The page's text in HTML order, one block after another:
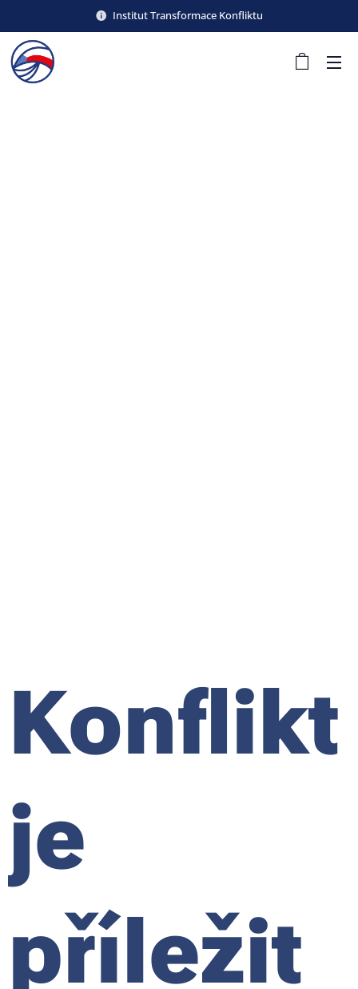
Institut Transformace Konfliktu
Konflikt
je
příležit